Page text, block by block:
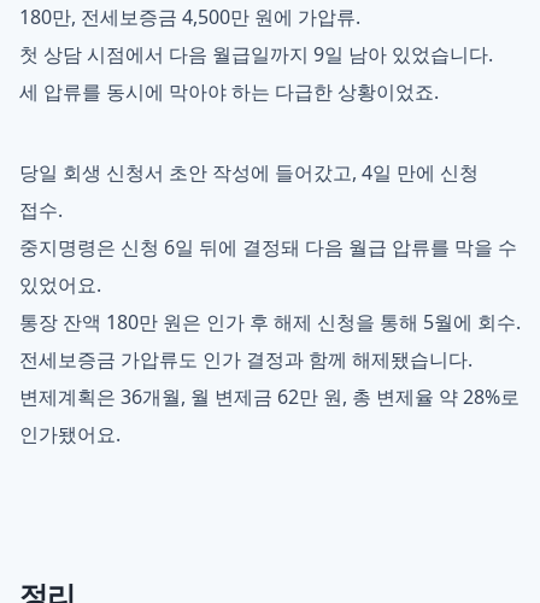
180만, 전세보증금 4,500만 원에 가압류.
첫 상담 시점에서 다음 월급일까지 9일 남아 있었습니다.
세 압류를 동시에 막아야 하는 다급한 상황이었죠.
당일 회생 신청서 초안 작성에 들어갔고, 4일 만에 신청
접수.
중지명령은 신청 6일 뒤에 결정돼 다음 월급 압류를 막을 수
있었어요.
통장 잔액 180만 원은 인가 후 해제 신청을 통해 5월에 회수.
전세보증금 가압류도 인가 결정과 함께 해제됐습니다.
변제계획은 36개월, 월 변제금 62만 원, 총 변제율 약 28%로
인가됐어요.